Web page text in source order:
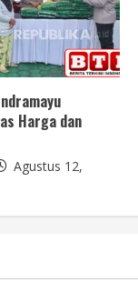
Harga dan
Agustus 12,